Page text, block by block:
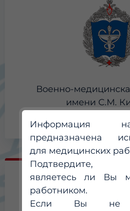
Военно-
имени С.М.
Информация
предназначена
для медицинских
Подтвердите,
являетесь ли Вы
работником.
Если Вы не